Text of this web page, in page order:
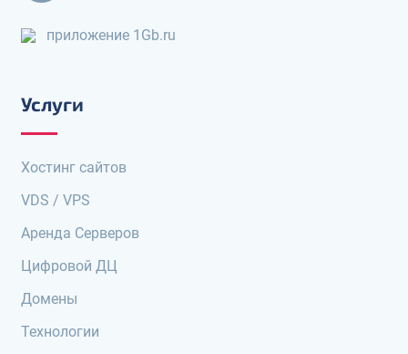
приложение 1Gb.ru
Услуги
Хостинг сайтов
VDS / VPS
Аренда Серверов
Цифровой ДЦ
Домены
Технологии